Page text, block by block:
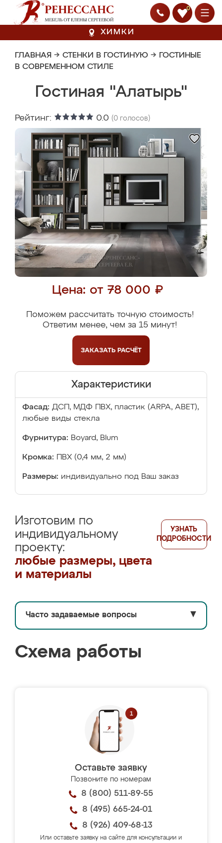
0
ХИМКИ
ГЛАВНАЯ → СТЕНКИ В ГОСТИНУЮ → ГОСТИНЫЕ
В СОВРЕМЕННОМ СТИЛЕ
Гостиная "Алатырь"
Рейтинг: 0.0 (0 голосов)
Цена: от 78 000 ₽
Поможем рассчитать точную стоимость!
Ответим менее, чем за 15 минут!
ЗАКАЗАТЬ РАСЧЁТ
Характеристики
Фасад: ДСП, МДФ ПВХ, пластик (ARPA, ABET),
любые виды стекла
Фурнитура: Boyard, Blum
Кромка: ПВХ (0,4 мм, 2 мм)
Размеры: индивидуально под Ваш заказ
Изготовим по
индивидуальному
проекту:
любые размеры, цвета
и материалы
УЗНАТЬ
ПОДРОБНОСТИ
Часто задаваемые вопросы ▼
Схема работы
Оставьте заявку
Позвоните по номерам
8 (800) 511-89-55
8 (495) 665-24-01
8 (926) 409-68-13
Или оставьте заявку на сайте для консультации и